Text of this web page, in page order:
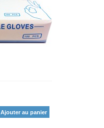
Ajouter au panier